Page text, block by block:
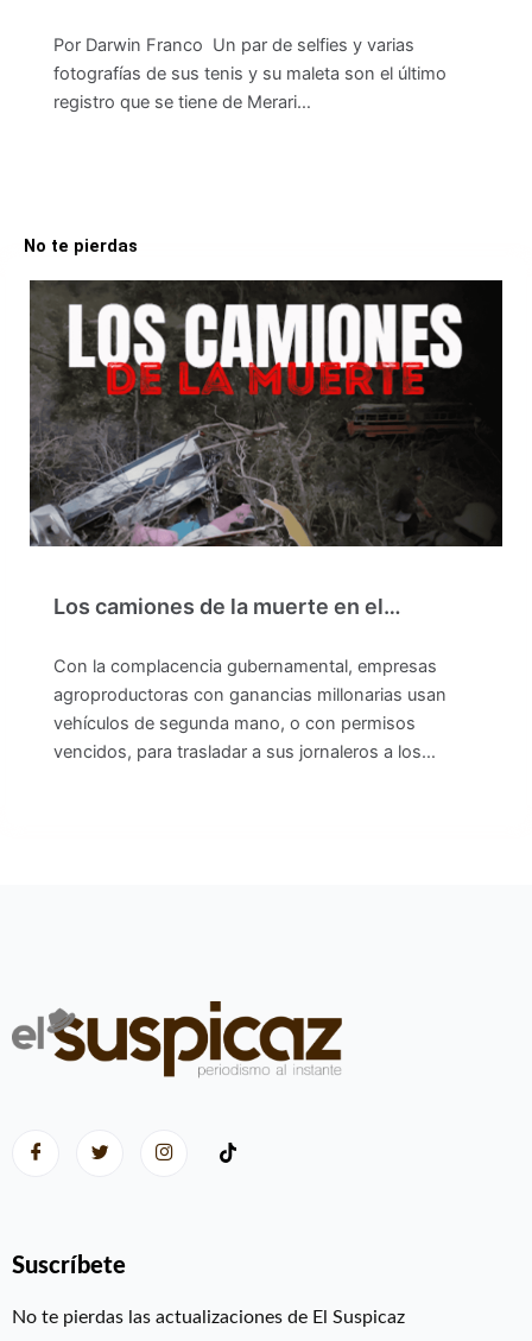
Por Darwin Franco Un par de selfies y varias
fotografías de sus tenis y su maleta son el último
registro que se tiene de Merari…
No te pierdas
Los camiones de la muerte en el…
Con la complacencia gubernamental, empresas
agroproductoras con ganancias millonarias usan
vehículos de segunda mano, o con permisos
vencidos, para trasladar a sus jornaleros a los…
Suscríbete
No te pierdas las actualizaciones de El Suspicaz